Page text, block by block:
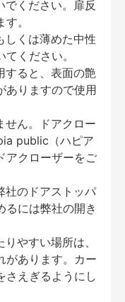
ください。扉反
。
くは薄めた中性
ください。
ると、表面の艶
ありますので使用
ん。ドアクロー
public（ハピア
アクローザーをご
のドアストッパ
るには弊社の開き
やすい場所は、
があります。カー
さえぎるようにし